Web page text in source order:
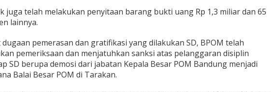
juga telah melakukan penyitaan barang bukti uang Rp 1,3 miliar dan 65
lainnya.
pemerasan dan gratifikasi yang dilakukan SD, BPOM telah
pemeriksaan dan menjatuhkan sanksi atas pelanggaran disiplin
SD berupa demosi dari jabatan Kepala Besar POM Bandung menjadi
Balai Besar POM di Tarakan.